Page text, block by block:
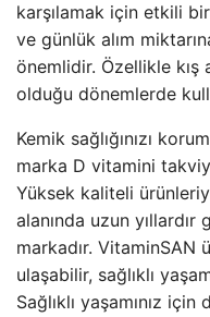
karşılamak için etkili
ve günlük alım
önemlidir. Özellikle kış
olduğu dönemlerde
Kemik sağlığınızı
marka D vitamini
Yüksek kaliteli
alanında uzun yıllardır
markadır. VitaminSAN
ulaşabilir, sağlıklı
Sağlıklı yaşamınız